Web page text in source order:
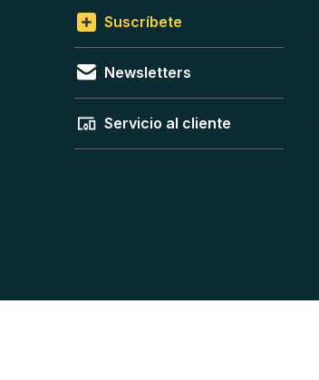
Suscríbete
Newsletters
Servicio al cliente